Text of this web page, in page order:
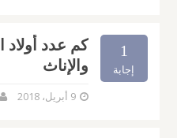
1
إجابة
كم عدد
والإناث
9 أبريل، 2018